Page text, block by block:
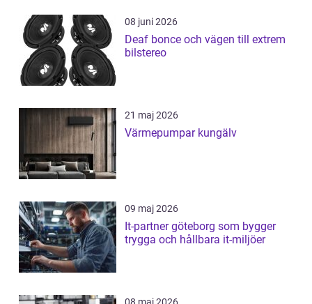
08 juni 2026
Deaf bonce och vägen till extrem
bilstereo
21 maj 2026
Värmepumpar kungälv
09 maj 2026
It-partner göteborg som bygger
trygga och hållbara it-miljöer